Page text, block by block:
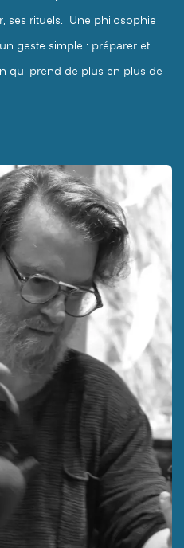
ses rituels. Une philosophie
geste simple : préparer et
qui prend de plus en plus de